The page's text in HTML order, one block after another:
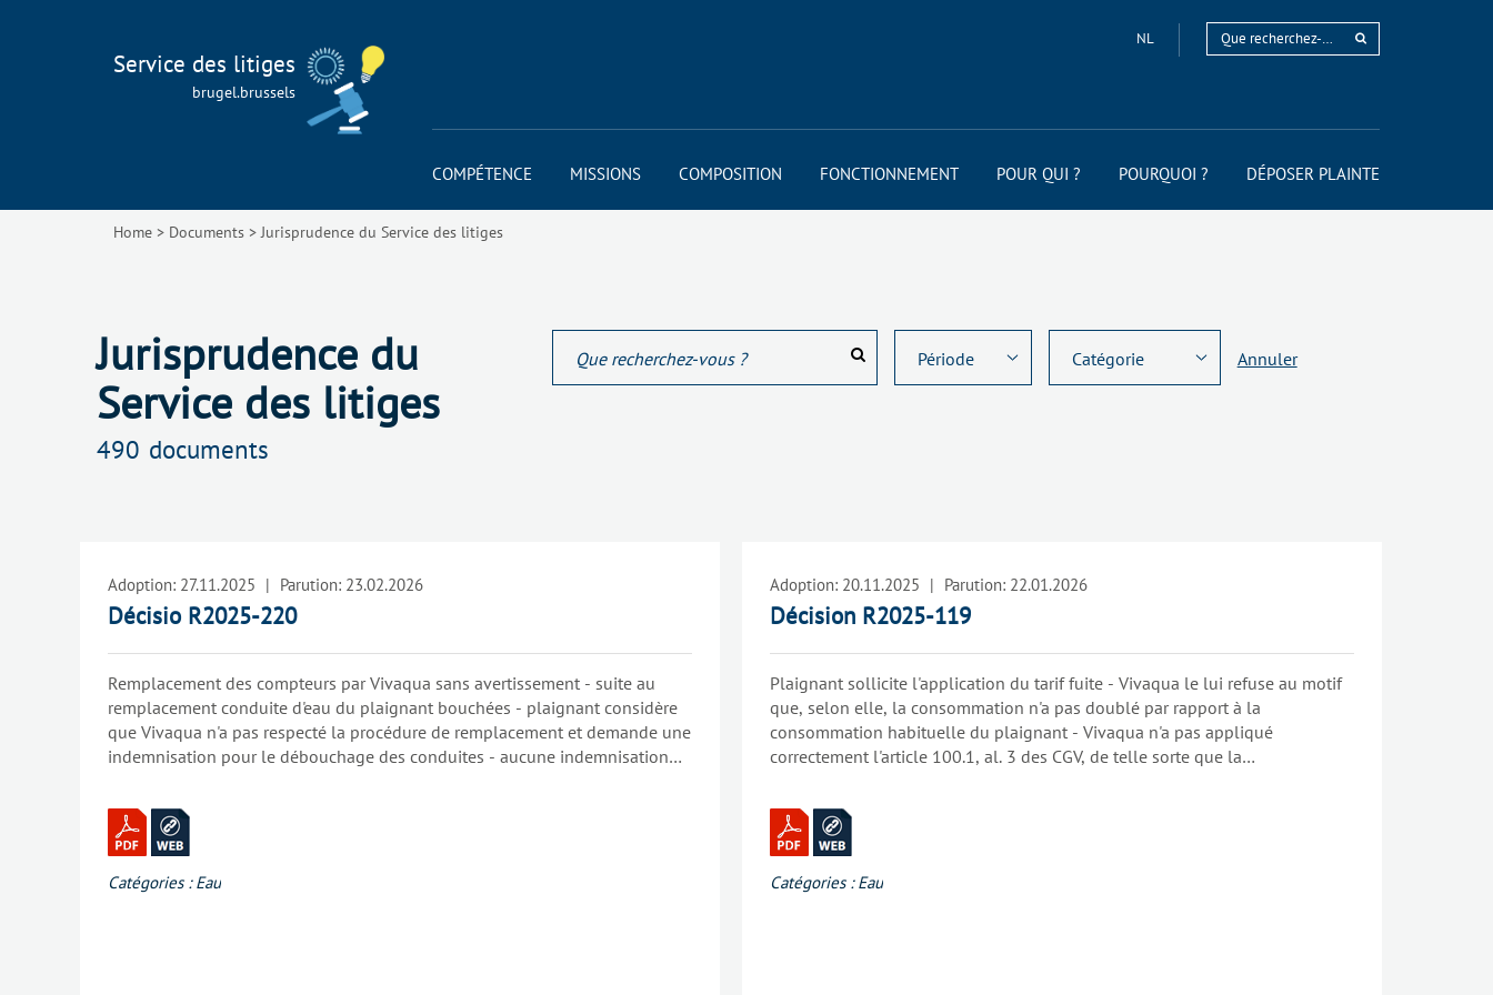
Service des litiges
brugel.brussels
NL
COMPÉTENCE MISSIONS COMPOSITION FONCTIONNEMENT POUR QUI ? POURQUOI ? DÉPOSER PLAINTE
Home > Documents > Jurisprudence du Service des litiges
Jurisprudence du
Service des litiges
Annuler
490 documents
Adoption: 27.11.2025 | Parution: 23.02.2026
Décisio R2025-220
Remplacement des compteurs par Vivaqua sans avertissement - suite au
remplacement conduite d'eau du plaignant bouchées - plaignant considère
que Vivaqua n'a pas respecté la procédure de remplacement et demande une
indemnisation pour le débouchage des conduites - aucune indemnisation
Le Service des litiges n'est compétent que pour se prononcer sur le non
respect de la procédure de remplacement - Vivaqua assume ne jamais
prévenir les usager des remplacements de compteur - article 81.2 des
conditions générales de vente eau impose à Vivaqua de prévenir du
Catégories : Eau
Adoption: 20.11.2025 | Parution: 22.01.2026
Décision R2025-119
Plaignant sollicite l'application du tarif fuite - Vivaqua le lui refuse au motif
que, selon elle, la consommation n'a pas doublé par rapport à la
consommation habituelle du plaignant - Vivaqua n'a pas appliqué
correctement l'article 100.1, al. 3 des CGV, de telle sorte que la
élément de preuve conformément à l'article 100.5 des CGV.
Catégories : Eau